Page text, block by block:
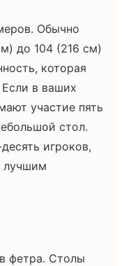
Обычно
до 104 (216 см)
которая
в ваших
участие пять
стол.
игроков,
лучшим
фетра. Столы